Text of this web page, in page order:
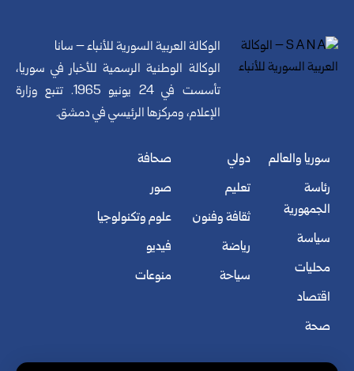
الوكالة العربية السورية للأنباء – سانا
الوكالة الوطنية الرسمية للأخبار في سوريا،
تأسست في 24 يونيو 1965. تتبع وزارة
الإعلام، ومركزها الرئيسي في دمشق.
سوريا والعالم
رئاسة
الجمهورية
سياسة
محليات
اقتصاد
صحة
دولي
تعليم
ثقافة وفنون
رياضة
سياحة
صحافة
صور
علوم وتكنولوجيا
فيديو
منوعات